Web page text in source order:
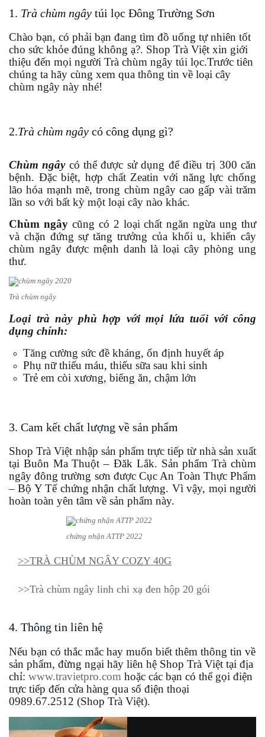
1. Trà chùm ngây túi lọc Đông Trường Sơn
Chào bạn, có phải bạn đang tìm đồ uống tự nhiên tốt
cho sức khỏe đúng không ạ?. Shop Trà Việt xin giới
thiệu đến mọi người Trà chùm ngây túi lọc.Trước tiên
chúng ta hãy cùng xem qua thông tin về loại cây
chùm ngây này nhé!
2.Trà chùm ngây có công dụng gì?
Chùm ngâycó thể được sử dụng để điều trị 300 căn
bệnh. Đặc biệt, hợp chất Zeatin với năng lực chống
lão hóa mạnh mẽ, trong chùm ngây cao gấp vài trăm
lần so với bất kỳ một loại cây nào khác.
Chùm ngâycũng có 2 loại chất ngăn ngừa ung thư
và chặn đứng sự tăng trưởng của khối u, khiến cây
chùm ngây được mệnh danh là loại cây phòng ung
thư.
Trà chùm ngây
Loại trà này phù hợp với mọi lứa tuổi với công
dụng chính:
Tăng cường sức đề kháng, ổn định huyết áp
Phụ nữ thiếu máu, thiếu sữa sau khi sinh
Trẻ em còi xương, biếng ăn, chậm lớn
3. Cam kết chất lượng về sản phẩm
Shop Trà Việt nhập sản phẩm trực tiếp từ nhà sản xuất
tại Buôn Ma Thuột – Đăk Lắk. Sản phẩm Trà chùm
ngây đông trường sơn được Cục An Toàn Thực Phẩm
– Bộ Y Tế chứng nhận chất lượng. Vì vậy, mọi người
hoàn toàn yên tâm về sản phẩm này.
chứng nhận ATTP 2022
>>TRÀ CHÙM NGÂY COZY 40G
>>Trà chùm ngây linh chi xạ đen hộp 20 gói
4. Thông tin liên hệ
Nếu bạn có thắc mắc hay muốn biết thêm thông tin về
sản phẩm, đừng ngại hãy liên hệ Shop Trà Việt tại địa
chỉ: www.travietpro.com hoặc các bạn có thể gọi điện
trực tiếp đến cửa hàng qua số điện thoại
0989.67.2512 (Shop Trà Việt).